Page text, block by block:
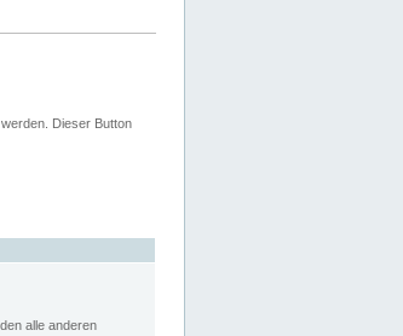
Dieser Button
alle anderen